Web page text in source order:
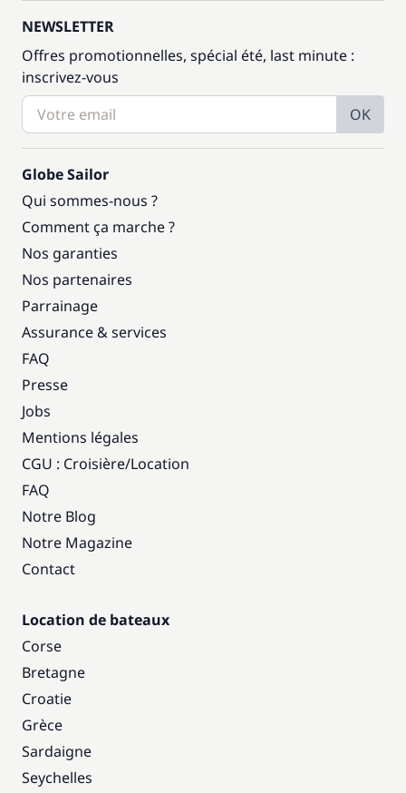
NEWSLETTER
Offres promotionnelles, spécial été, last minute :
inscrivez-vous
OK
Globe Sailor
Qui sommes-nous ?
Comment ça marche ?
Nos garanties
Nos partenaires
Parrainage
Assurance & services
FAQ
Presse
Jobs
Mentions légales
CGU : Croisière/Location
FAQ
Notre Blog
Notre Magazine
Contact
Location de bateaux
Corse
Bretagne
Croatie
Grèce
Sardaigne
Seychelles